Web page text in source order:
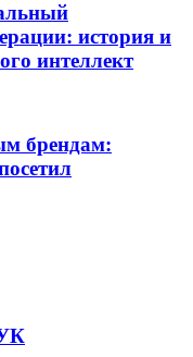
история и
интеллект
брендам: